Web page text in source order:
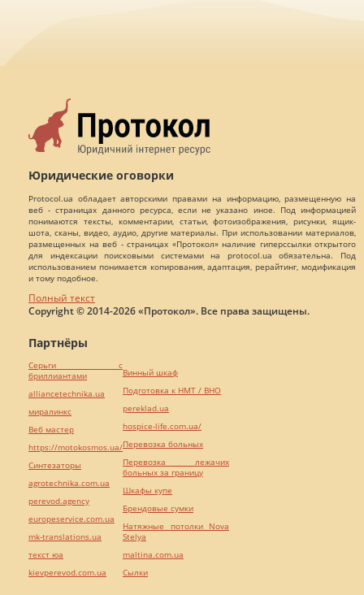
Юридические оговорки
Protocol.ua обладает авторскими правами на информацию, размещенную на
веб - страницах данного ресурса, если не указано иное. Под информацией
понимаются тексты, комментарии, статьи, фотоизображения, рисунки, ящик-
шота, сканы, видео, аудио, другие материалы. При использовании материалов,
размещенных на веб - страницах «Протокол» наличие гиперссылки открытого
для индексации поисковыми системами на protocol.ua обязательна. Под
использованием понимается копирования, адаптация, рерайтинг, модификация
и тому подобное.
Полный текст
Copyright © 2014-2026 «Протокол». Все права защищены.
Партнёры
Серьги с
бриллиантами
alliancetechnika.ua
миралинкс
Веб мастер
https://motokosmos.ua/
Синтезаторы
agrotechnika.com.ua
perevod.agency
europeservice.com.ua
mk-translations.ua
текст юа
kievperevod.com.ua
Винный шкаф
Подготовка к НМТ / ВНО
pereklad.ua
hospice-life.com.ua/
Перевозка больных
Перевозка лежачих
больных за границу
Шкафы купе
Брендовые сумки
Натяжные потолки Nova
Stelya
maltina.com.ua
Cылки